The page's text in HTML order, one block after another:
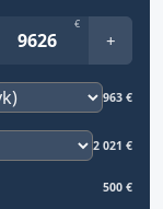
€
+
963 €
2 021 €
500 €